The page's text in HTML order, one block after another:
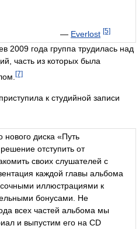
— Everlost [5]
2009 года группа трудилась над
часть из которых была
[7]
к студийной записи
диска «Путь
отступить от
своих слушателей с
каждой главы альбома
иллюстрациями к
бонусами. Не
всех частей альбома мы
и выпустим его на CD